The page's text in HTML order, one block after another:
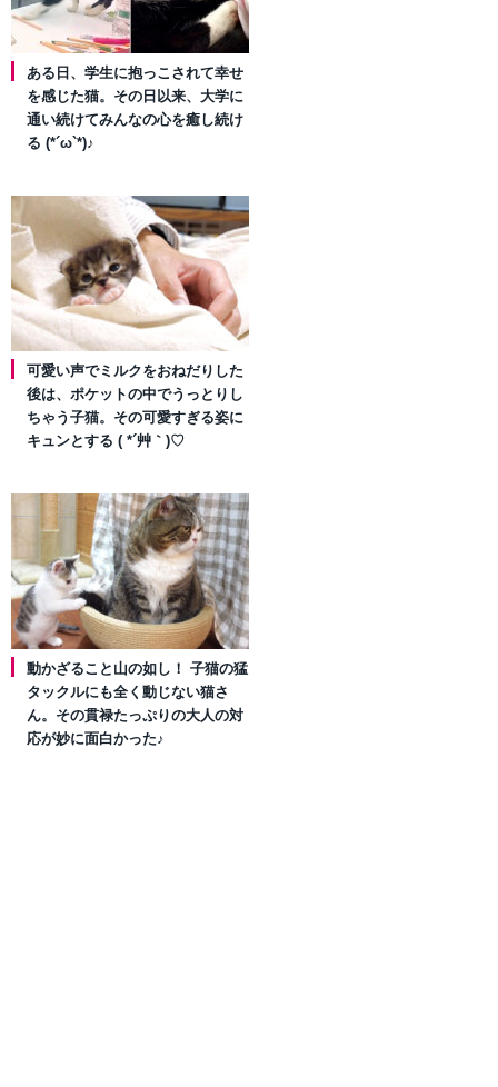
ある日、学生に抱っこされて幸せ
を感じた猫。その日以来、大学に
通い続けてみんなの心を癒し続け
る (*´ω`*)♪
可愛い声でミルクをおねだりした
後は、ポケットの中でうっとりし
ちゃう子猫。その可愛すぎる姿に
キュンとする ( *´艸｀)♡
動かざること山の如し！ 子猫の猛
タックルにも全く動じない猫さ
ん。その貫禄たっぷりの大人の対
応が妙に面白かった♪